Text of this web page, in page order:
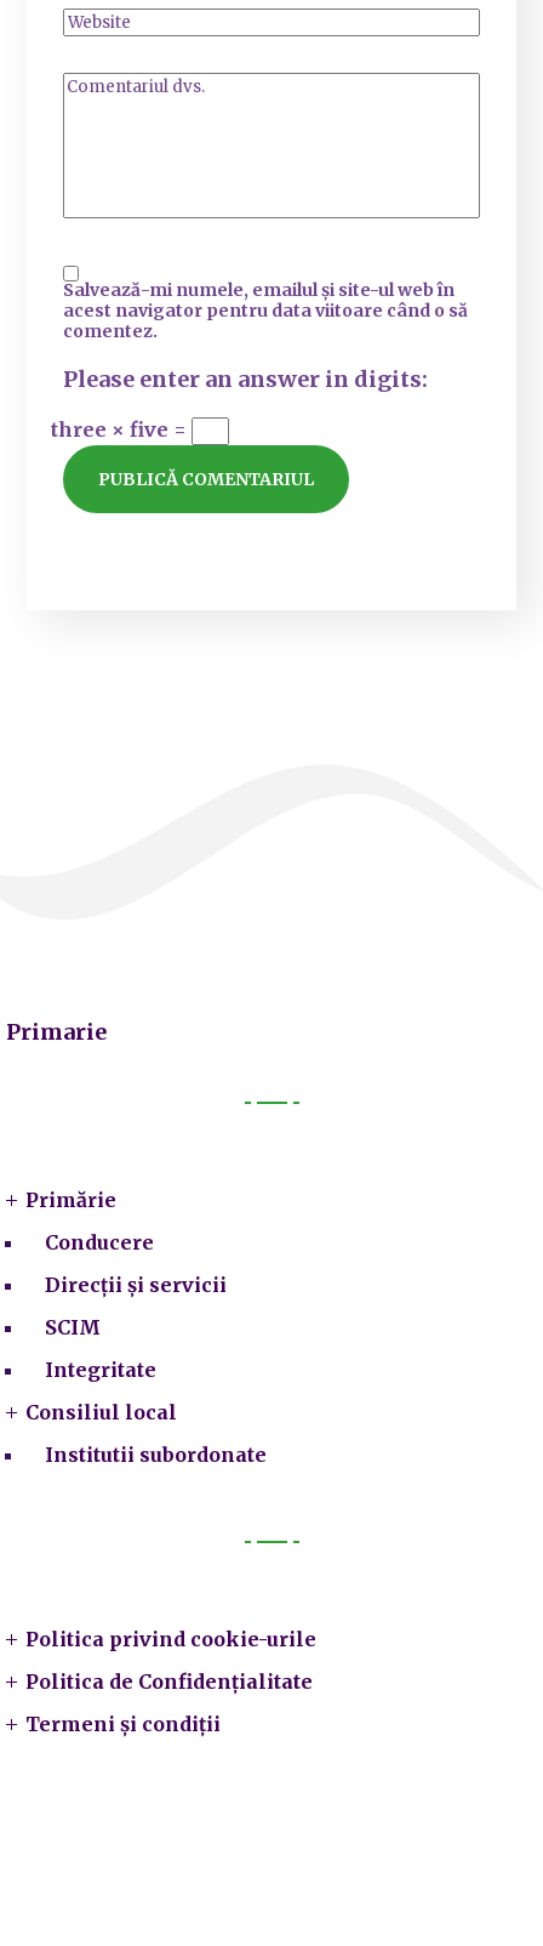
Salvează-mi numele, emailul și site-ul web în
acest navigator pentru data viitoare când o să
comentez.
Please enter an answer in digits:
three × five =
Primarie
Primărie
Conducere
Direcții și servicii
SCIM
Integritate
Consiliul local
Institutii subordonate
Politica privind cookie-urile
Politica de Confidențialitate
Termeni și condiții